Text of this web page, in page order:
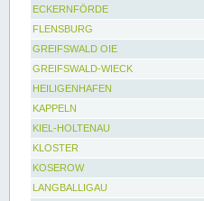
ECKERNFÖRDE
FLENSBURG
GREIFSWALD OIE
GREIFSWALD-WIECK
HEILIGENHAFEN
KAPPELN
KIEL-HOLTENAU
KLOSTER
KOSEROW
LANGBALLIGAU